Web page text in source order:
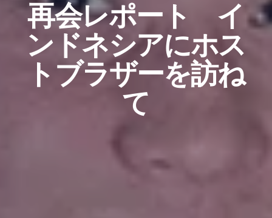
再会レポート イ
ンドネシアにホス
トブラザーを訪ね
て